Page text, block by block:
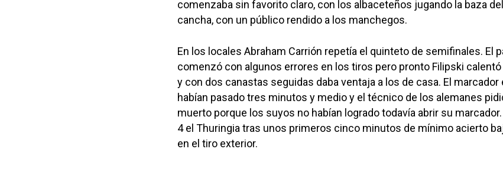
comenzaba sin favorito claro, con los albaceteños jugando la baza
cancha, con un público rendido a los manchegos.
En los locales Abraham Carrión repetía el quinteto de semifinales. El
comenzó con algunos errores en los tiros pero pronto Filipski
y con dos canastas seguidas daba ventaja a los de casa. El marcador
habían pasado tres minutos y medio y el técnico de los alemanes
muerto porque los suyos no habían logrado todavía abrir su
4 el Thuringia tras unos primeros cinco minutos de mínimo acierto
en el tiro exterior.